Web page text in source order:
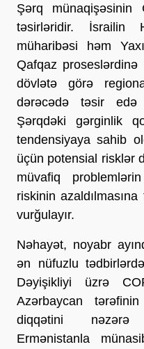
Şərq münaqişəsinin
təsirləridir. İsrailin
müharibəsi həm
Qafqaz
dövlətə görə
dərəcədə təsir edə
Şərqdəki gərginlik
tendensiyaya sahib
üçün potensial risklər
müvafiq
riskinin
vurğulayır.
Nəhayət, noyabr
ən nüfuzlu
Dəyişikliyi üzrə
Azərbaycan
diqqətini nəzərə
Ermənistanla